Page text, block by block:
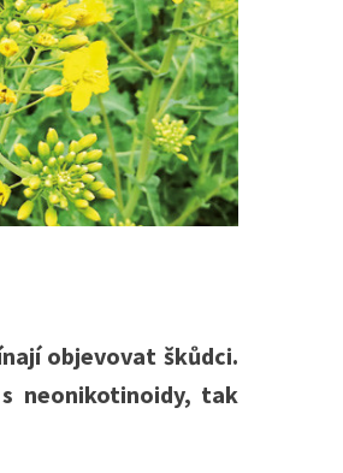
objevovat škůdci.
neonikotinoidy, tak